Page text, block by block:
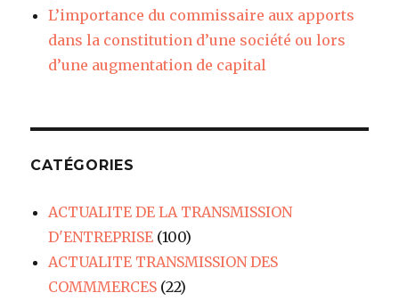
L’importance du commissaire aux apports
dans la constitution d’une société ou lors
d’une augmentation de capital
CATÉGORIES
ACTUALITE DE LA TRANSMISSION
D'ENTREPRISE (100)
ACTUALITE TRANSMISSION DES
COMMMERCES (22)